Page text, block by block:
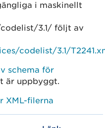
i maskinellt
3.1/ följt av
codelist/3.1/
schema för
är uppbyggt.
XML-filerna